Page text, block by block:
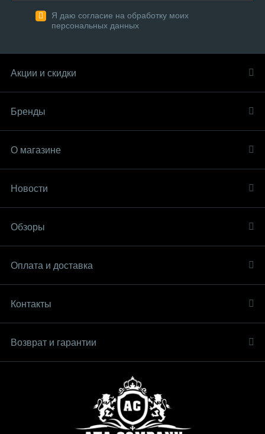
Я даю согласие на обработку моих
персональных данных
Акции и скидки
Бренды
О магазине
Новости
Обзоры
Оплата и доставка
Контакты
Возврат и гарантии